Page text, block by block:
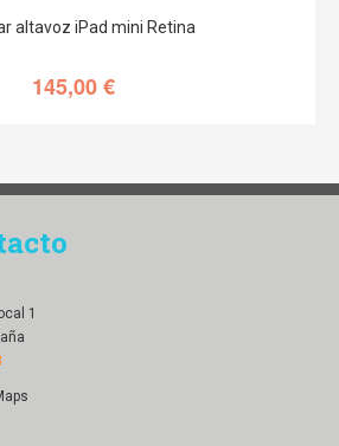
altavoz iPad mini Retina
145,00€
1